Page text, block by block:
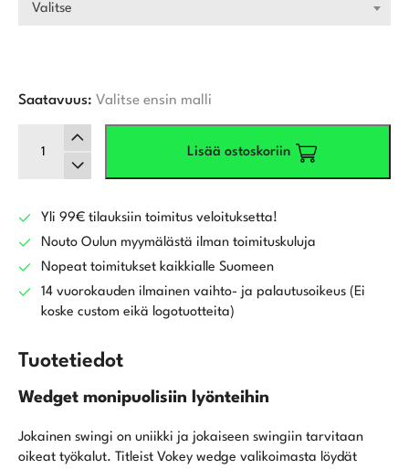
Valitse
Saatavuus: Valitse ensin malli
Vokey
Black
wedge
Lisää ostoskoriin
Yli 99€ tilauksiin toimitus veloituksetta!
Nouto Oulun myymälästä ilman toimituskuluja
Nopeat toimitukset kaikkialle Suomeen
14 vuorokauden ilmainen vaihto- ja palautusoikeus (Ei
koske custom eikä logotuotteita)
Tuotetiedot
Wedget monipuolisiin lyönteihin
Jokainen swingi on uniikki ja jokaiseen swingiin tarvitaan
oikeat työkalut. Titleist Vokey wedge valikoimasta löydät